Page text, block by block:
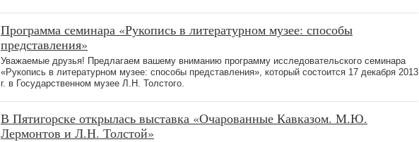
Программа семинара «Рукопись в литературном музее: способы
представления»
Уважаемые друзья! Предлагаем вашему вниманию программу исследовательского семинара
«Рукопись в литературном музее: способы представления», который состоится 17 декабря 2013
г. в Государственном музее Л.Н. Толстого.
В Пятигорске открылась выставка «Очарованные Кавказом. М.Ю.
Лермонтов и Л.Н. Толстой»